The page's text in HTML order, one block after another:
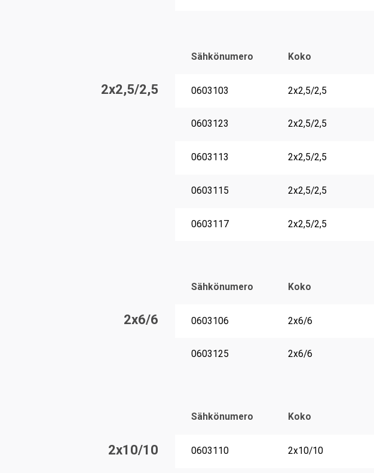
Sähkönumero Koko
2x2,5/2,5 0603103 2x2,5/2,5
0603123 2x2,5/2,5
0603113 2x2,5/2,5
0603115 2x2,5/2,5
0603117 2x2,5/2,5
Sähkönumero Koko
2x6/6 0603106 2x6/6
0603125 2x6/6
Sähkönumero Koko
2x10/10 0603110 2x10/10